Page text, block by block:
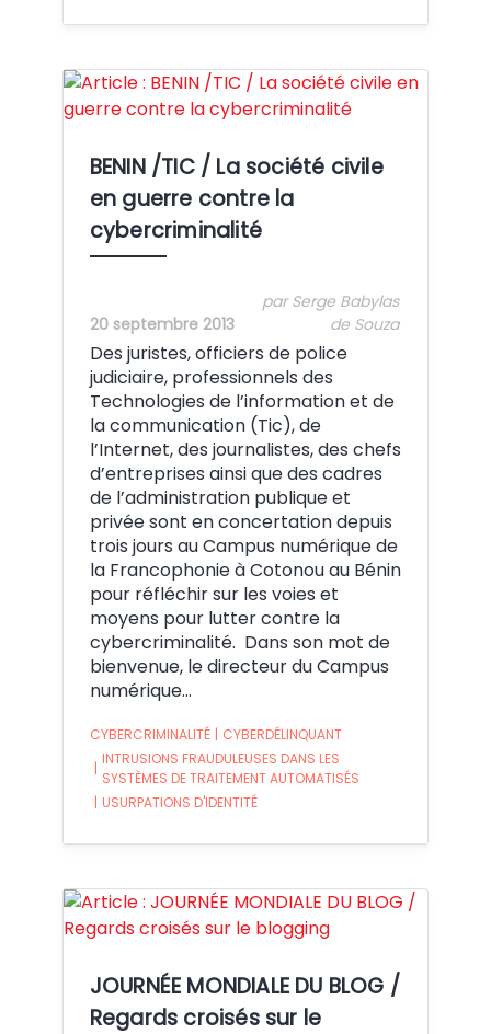
BENIN /TIC / La société civile
en guerre contre la
cybercriminalité
20 septembre 2013
par Serge Babylas
de Souza
Des juristes, officiers de police
judiciaire, professionnels des
Technologies de l’information et de
la communication (Tic), de
l’Internet, des journalistes, des chefs
d’entreprises ainsi que des cadres
de l’administration publique et
privée sont en concertation depuis
trois jours au Campus numérique de
la Francophonie à Cotonou au Bénin
pour réfléchir sur les voies et
moyens pour lutter contre la
cybercriminalité. Dans son mot de
bienvenue, le directeur du Campus
numérique…
CYBERCRIMINALITÉ | CYBERDÉLINQUANT
|
INTRUSIONS FRAUDULEUSES DANS LES
SYSTÈMES DE TRAITEMENT AUTOMATISÉS
| USURPATIONS D'IDENTITÉ
JOURNÉE MONDIALE DU BLOG /
Regards croisés sur le